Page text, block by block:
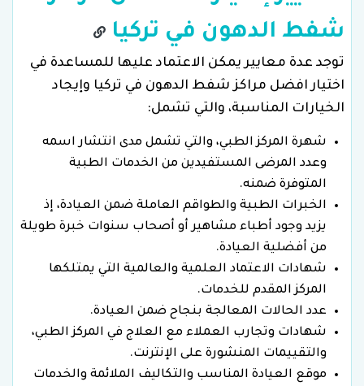
شفط الدهون في تركيا
توجد عدة معايير يمكن الاعتماد عليها للمساعدة في
اختيار افضل مراكز شفط الدهون في تركيا وإيجاد
الخيارات المناسبة، والتي تشمل:
شهرة المركز الطبي، والتي تشمل مدى انتشار اسمه
وعدد المرضى المستفيدين من الخدمات الطبية
المتوفرة ضمنه.
الخبرات الطبية والطواقم العاملة ضمن العيادة، إذ
يزيد وجود أطباء مشاهير أو أصحاب سنوات خبرة طويلة
من أفضلية العيادة.
شهادات الاعتماد العلمية والعالمية التي يمتلكها
المركز المقدم للخدمات.
عدد الحالات المعالجة بنجاح ضمن العيادة.
شهادات وتجارب العملاء مع العلاج في المركز الطبي،
والتقييمات المنشورة على الإنترنت.
موقع العيادة المناسب والتكاليف الملائمة والخدمات